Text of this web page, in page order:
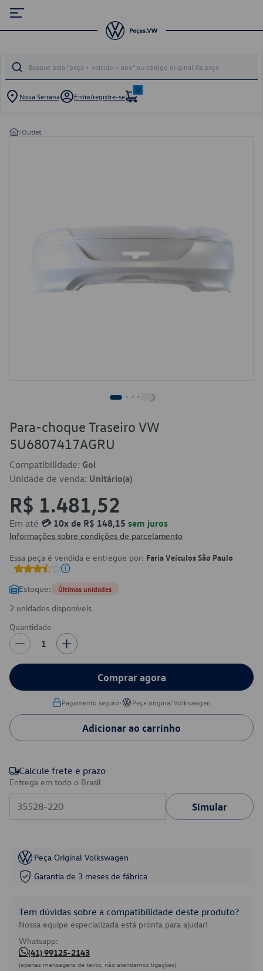
Nova Serrana Entre/registre-se
0
/Outlet
Para-choque Traseiro VW
5U6807417AGRU
Compatibilidade: Gol
Unidade de venda: Unitário(a)
R$ 1.481,52
Em até 💳 10x de R$ 148,15 sem juros
Informações sobre condições de parcelamento
Essa peça é vendida e entregue por: Faria Veículos São Paulo
Estoque: Últimas unidades
2 unidades disponíveis
Quantidade
1
Comprar agora
Pagamento seguro• Peça original Volkswagen
Adicionar ao carrinho
Calcule frete e prazo
Entrega em todo o Brasil
Simular
Peça Original Volkswagen
Garantia de 3 meses de fábrica
Tem dúvidas sobre a compatibilidade deste produto?
Nossa equipe especializada está pronta para ajudar!
Whatsapp:
(41) 99125-2143
(apenas mensagens de texto, não atendemos ligações)